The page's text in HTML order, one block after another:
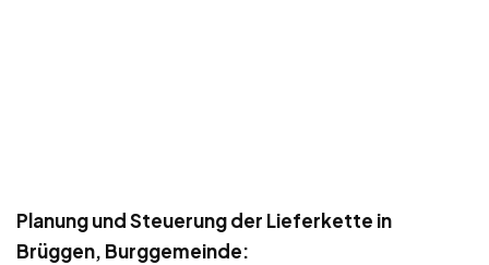
Planung und Steuerung der Lieferkette in
Brüggen, Burggemeinde: